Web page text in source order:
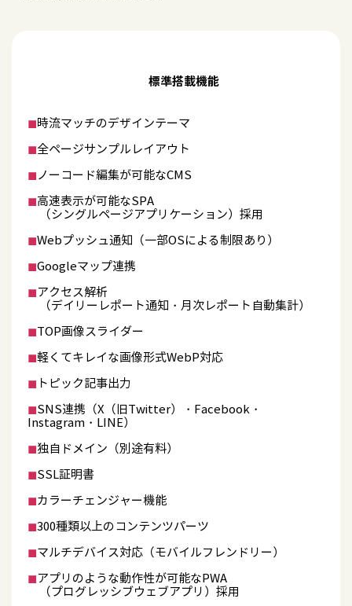
標準搭載機能
◼︎時流マッチのデザインテーマ
◼︎全ページサンプルレイアウト
◼︎ノーコード編集が可能なCMS
◼︎高速表示が可能なSPA
（シングルページアプリケーション）採用
◼︎Webプッシュ通知（一部OSによる制限あり）
◼︎Googleマップ連携
◼︎アクセス解析
（デイリーレポート通知・月次レポート自動集計）
◼︎TOP画像スライダー
◼︎軽くてキレイな画像形式WebP対応
◼︎ トピック記事出力
◼︎SNS連携（X（旧Twitter）・Facebook・
Instagram・LINE）
◼︎独自ドメイン（別途有料）
◼︎SSL証明書
◼︎カラーチェンジャー機能
◼︎300種類以上のコンテンツパーツ
◼︎マルチデバイス対応（モバイルフレンドリー）
◼︎アプリのような動作性が可能なPWA
（プログレッシブウェブアプリ）採用